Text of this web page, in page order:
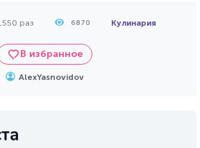
раз 6870 Кулинария
В избранное
AlexYasnovidov